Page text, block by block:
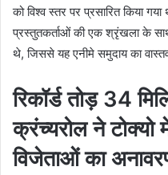
को विश्व स्तर पर प्रसारित किया
प्रस्तुतकर्ताओं की एक श्रृंखला के
थे, जिससे यह एनीमे समुदाय का
रिकॉर्ड तोड़ 34
क्रंच्यरोल ने
विजेताओं का